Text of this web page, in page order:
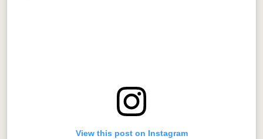
View this post on Instagram